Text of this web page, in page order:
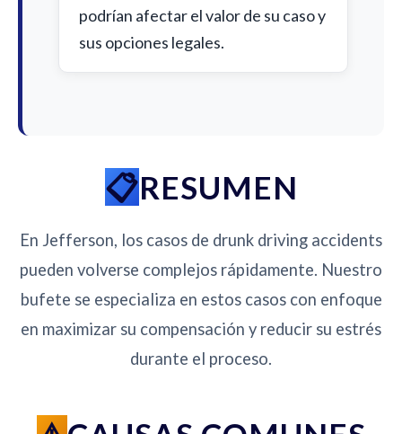
podrían afectar el valor de su caso y
sus opciones legales.
RESUMEN
En Jefferson, los casos de drunk driving accidents
pueden volverse complejos rápidamente. Nuestro
bufete se especializa en estos casos con enfoque
en maximizar su compensación y reducir su estrés
durante el proceso.